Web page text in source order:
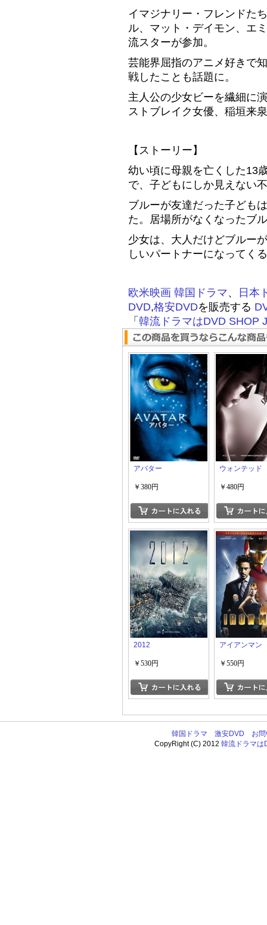
イマジナリー・フレンドた
ル、マット・デイモン、エ
流スターが参加。
芸能界屈指のアニメ好きで
戦したことも話題に。
主人公の少女ビーを繊細に
ストブレイク女優、稲垣来
【ストーリー】
幼い頃に母親を亡くした13
で、子どもにしか見えない
ブルーが友達だった子ども
た。居場所がなくなったブ
少女は、大人だけどブルー
しいパートナーになってく
欧米映画 韓国ドラマ、
日本
DVD,格安DVDを販売する
「 韓流ドラマはDVD SHOP
アバター
￥380円
ウォンテッド
￥480円
2012
￥530円
アイアンマン
￥550円
韓国ドラマ 激安DVD
お
CopyRight (C) 2012韓流ドラマは